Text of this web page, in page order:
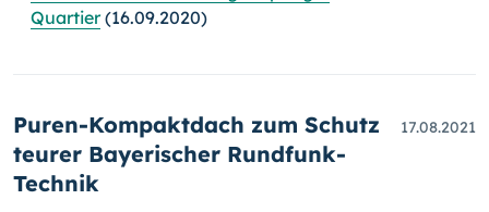
Quartier(16.09.2020)
Puren-Kompaktdach zum Schutz
teurer Bayerischer Rundfunk-
Technik
17.08.2021